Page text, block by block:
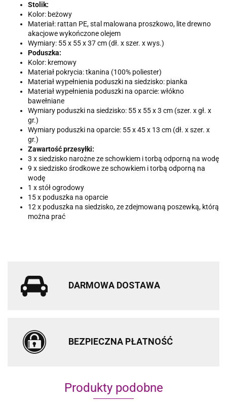
Stolik:
Kolor: beżowy
Materiał: rattan PE, stal malowana proszkowo, lite drewno
akacjowe wykończone olejem
Wymiary: 55 x 55 x 37 cm (dł. x szer. x wys.)
Poduszka:
Kolor: kremowy
Materiał pokrycia: tkanina (100% poliester)
Materiał wypełnienia poduszki na siedzisko: pianka
Materiał wypełnienia poduszki na oparcie: włókno
bawełniane
Wymiary poduszki na siedzisko: 55 x 55 x 3 cm (szer. x gł. x
gr.)
Wymiary poduszki na oparcie: 55 x 45 x 13 cm (dł. x szer. x
gr.)
Zawartość przesyłki:
3 x siedzisko narożne ze schowkiem i torbą odporną na wodę
9 x siedzisko środkowe ze schowkiem i torbą odporną na
wodę
1 x stół ogrodowy
15 x poduszka na oparcie
12 x poduszka na siedzisko, ze zdejmowaną poszewką, którą
można prać
DARMOWA DOSTAWA
BEZPIECZNA PŁATNOŚĆ
Produkty podobne